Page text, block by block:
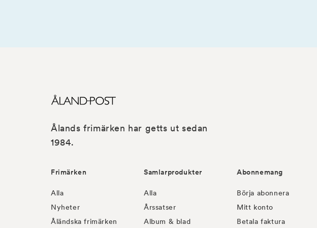
Ålands frimärken har getts ut sedan
1984.
Frimärken
Alla
Nyheter
Åländska frimärken
Samlarprodukter
Alla
Årssatser
Album & blad
Abonnemang
Börja abonnera
Mitt konto
Betala faktura